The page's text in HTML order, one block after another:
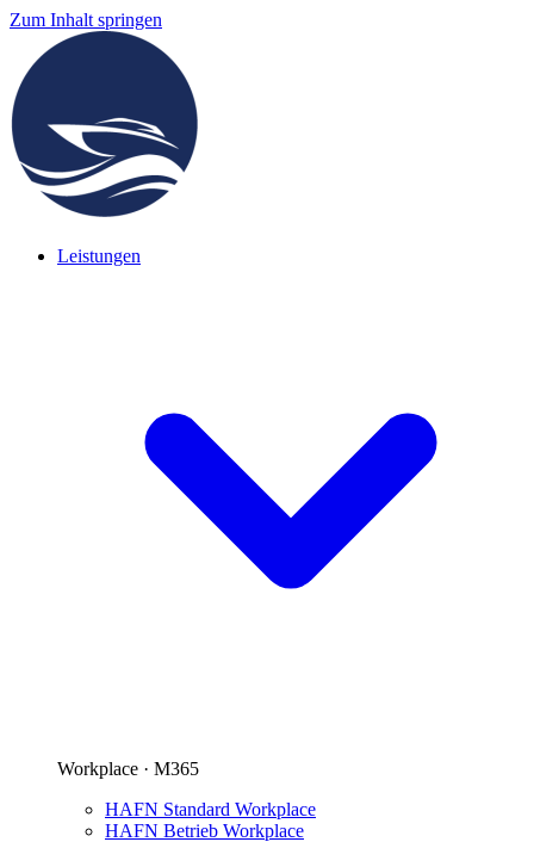
Zum Inhalt springen
Leistungen
Workplace · M365
HAFN Standard Workplace
HAFN Betrieb Workplace